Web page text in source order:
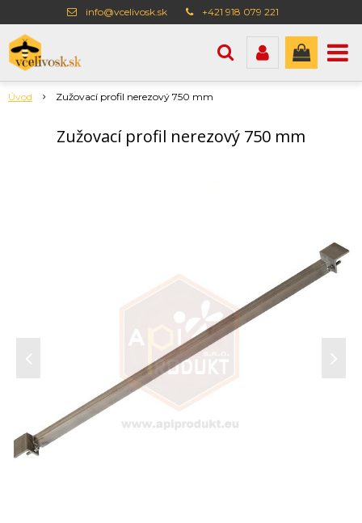
info@vcelivosk.sk +421 918 079 221
Úvod Zužovací profil nerezový 750 mm
Zužovací profil nerezový 750 mm